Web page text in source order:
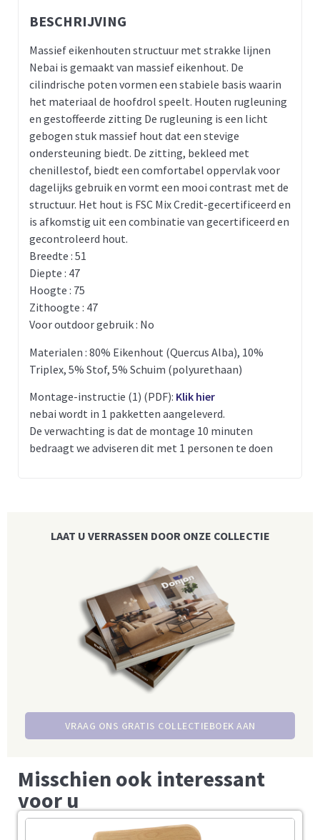
BESCHRIJVING
Massief eikenhouten structuur met strakke lijnen
Nebai is gemaakt van massief eikenhout. De
cilindrische poten vormen een stabiele basis waarin
het materiaal de hoofdrol speelt. Houten rugleuning
en gestoffeerde zitting De rugleuning is een licht
gebogen stuk massief hout dat een stevige
ondersteuning biedt. De zitting, bekleed met
chenillestof, biedt een comfortabel oppervlak voor
dagelijks gebruik en vormt een mooi contrast met de
structuur. Het hout is FSC Mix Credit-gecertificeerd en
is afkomstig uit een combinatie van gecertificeerd en
gecontroleerd hout.
Breedte : 51
Diepte : 47
Hoogte : 75
Zithoogte : 47
Voor outdoor gebruik : No
Materialen : 80% Eikenhout (Quercus Alba), 10%
Triplex, 5% Stof, 5% Schuim (polyurethaan)
Montage-instructie (1) (PDF): Klik hier
nebai wordt in 1 pakketten aangeleverd.
De verwachting is dat de montage 10 minuten
bedraagt we adviseren dit met 1 personen te doen
LAAT U VERRASSEN DOOR ONZE COLLECTIE
VRAAG ONS GRATIS COLLECTIEBOEK AAN
Misschien ook interessant
voor u